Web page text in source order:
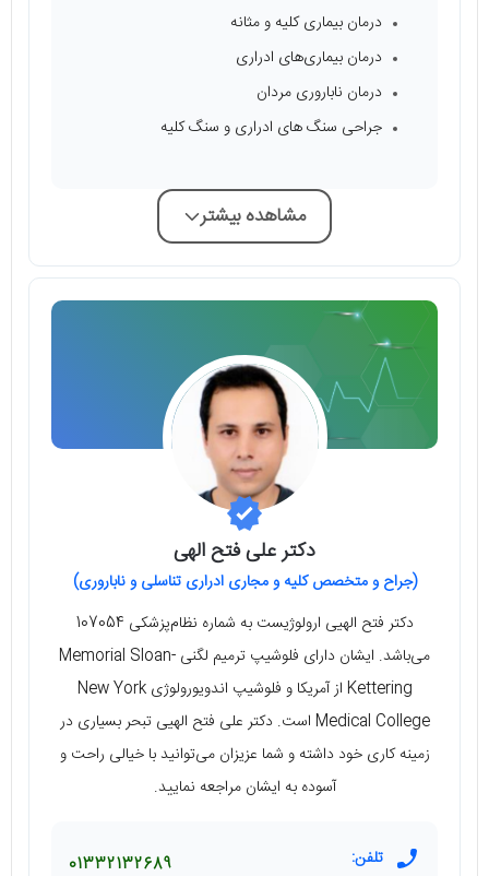
درمان بیماری‌ کلیه و مثانه
درمان بیماری‌های ادراری
درمان ناباروری مردان
جراحی سنگ های ادراری و سنگ کلیه
مشاهده بیشتر
دکتر علی فتح الهی
(جراح و متخصص کلیه و مجاری ادراری تناسلی و ناباروری)
دکتر فتح الهیی ارولوژیست به شماره نظام‌پزشکی 107054
می‌باشد. ایشان دارای فلوشیپ ترمیم لگنی Memorial Sloan-
Kettering از آمریکا و فلوشیپ اندویورولوژی New York
Medical College است. دکتر علی فتح الهیی تبحر بسیاری در
زمینه کاری خود داشته و شما عزیزان می‌توانید با خیالی راحت و
آسوده به ایشان مراجعه نمایید.
تلفن: 01332132689